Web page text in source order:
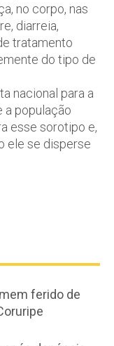
no corpo, nas
diarreia,
tratamento
do tipo de
nacional para a
a população
esse sorotipo e,
ele se disperse
ferido de